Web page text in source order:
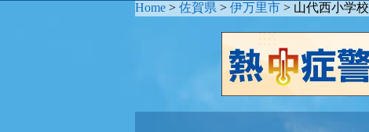
Home > 佐賀県 > 伊万里市 > 山代西小学校